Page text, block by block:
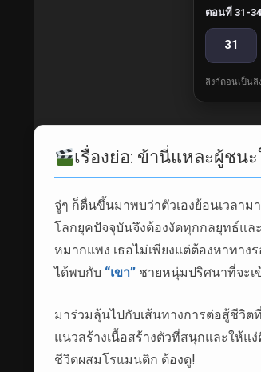
ตอนที่ 31-34
31
ลิงก์ตอนเป็นลิ
เรื่องย่อ: ข้านี่แหละผู้ชน
จู่ๆ ก็ตื่นขึ้นมาพบว่าตัวเองย้อนเวลา
โลกยุคปัจจุบันจึงต้องงัดทุกกลยุทธ์แ
หมากแพง เธอไม่เพียงแต่ต้องหาทาง
ได้พบกับ “เขา” ชายหนุ่มปริศนาที่จะ
มาร่วมลุ้นไปกับเส้นทางการต่อสู้ชีวิ
แนวสร้างเนื้อสร้างตัวที่สนุกและให้แ
ชีวิตผสมโรแมนติก ต้องดู!